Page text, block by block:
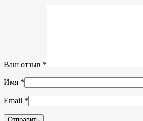
Ваш отзыв *
Имя *
Email *